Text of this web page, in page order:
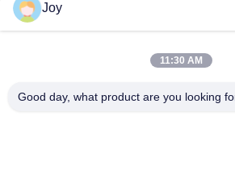
Tipe Kotak Forklift Kontra Keseimbangan
Keseluruhan 7200x2550x3460mm
Tugas Berat untuk Gudang
Rating 16000kgs Customized OEM Ideal
Joy
11:30 AM
Good day, what product are you looking